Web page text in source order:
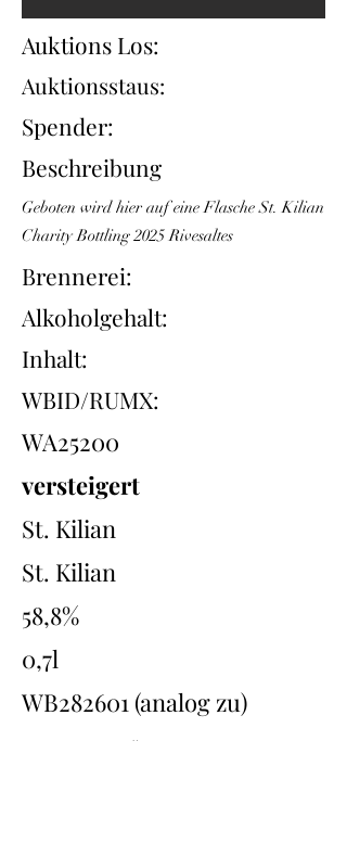
Auktions Los:
Auktionsstaus:
Spender:
Beschreibung
Geboten wird hier auf eine Flasche St. Kilian
Charity Bottling 2025 Rivesaltes
Brennerei:
Alkoholgehalt:
Inhalt:
WBID/RUMX:
WA25200
versteigert
St. Kilian
St. Kilian
58,8%
0,7l
WB282601 (analog zu)